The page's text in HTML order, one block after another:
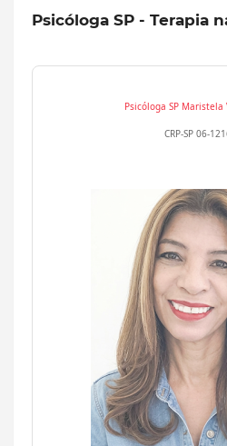
Psicóloga SP - Terapia
Psicóloga SP Maristela
CRP-SP 06-